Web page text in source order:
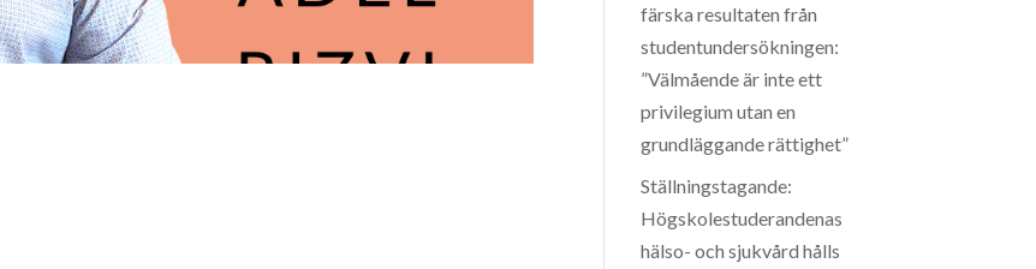
färska resultaten från
studentundersökningen:
”Välmående är inte ett
privilegium utan en
grundläggande rättighet”
Ställningstagande:
Högskolestuderandenas
hälso- och sjukvård hålls